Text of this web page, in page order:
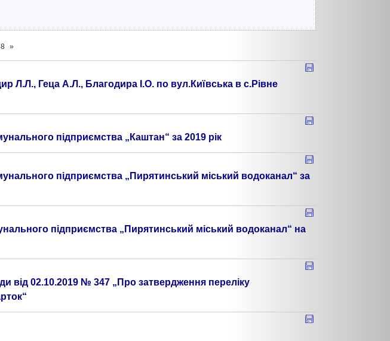
»
Л.Л., Геца А.Л., Благодира І.О. по вул.Київська в с.Рівне
підприємства „Каштан“ за 2019 рік
підприємства „Пирятинський міський водоканал“ за
підприємства „Пирятинський міський водоканал“ на
від 02.10.2019 № 347 „Про затвердження переліку